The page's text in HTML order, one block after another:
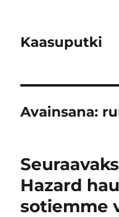
Kaasuputki
Avainsana:
Hazard
sotiemme